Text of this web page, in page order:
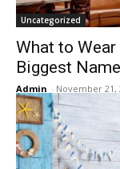
Uncategorized
What to
Biggest
Admin - November 21,